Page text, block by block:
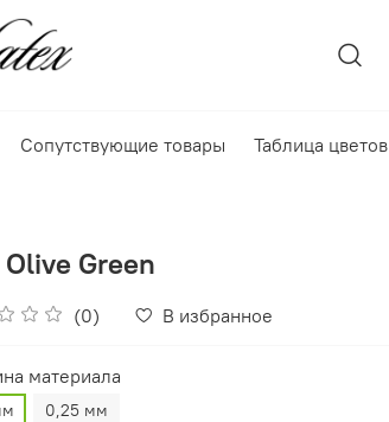
Сопутствующие товары Таблица цветов
Green
(0) В избранное
материала
0,25 мм